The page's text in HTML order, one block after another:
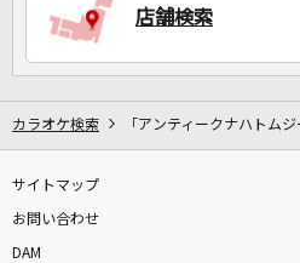
店舗検索
カラオケ検索 「アンティークナハトム
サイトマップ
お問い合わせ
DAM